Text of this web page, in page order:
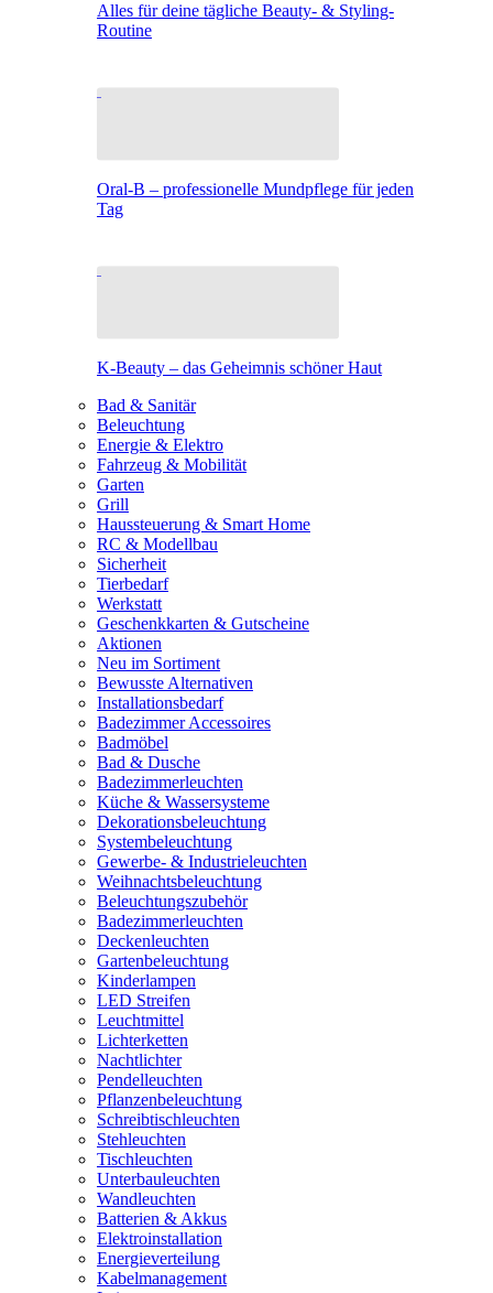
Alles für deine tägliche Beauty- & Styling-
Routine
Oral-B – professionelle Mundpflege für jeden
Tag
K-Beauty – das Geheimnis schöner Haut
Bad & Sanitär
Beleuchtung
Energie & Elektro
Fahrzeug & Mobilität
Garten
Grill
Haussteuerung & Smart Home
RC & Modellbau
Sicherheit
Tierbedarf
Werkstatt
Geschenkkarten & Gutscheine
Aktionen
Neu im Sortiment
Bewusste Alternativen
Installationsbedarf
Badezimmer Accessoires
Badmöbel
Bad & Dusche
Badezimmerleuchten
Küche & Wassersysteme
Dekorationsbeleuchtung
Systembeleuchtung
Gewerbe- & Industrieleuchten
Weihnachtsbeleuchtung
Beleuchtungszubehör
Badezimmerleuchten
Deckenleuchten
Gartenbeleuchtung
Kinderlampen
LED Streifen
Leuchtmittel
Lichterketten
Nachtlichter
Pendelleuchten
Pflanzenbeleuchtung
Schreibtischleuchten
Stehleuchten
Tischleuchten
Unterbauleuchten
Wandleuchten
Batterien & Akkus
Elektroinstallation
Energieverteilung
Kabelmanagement